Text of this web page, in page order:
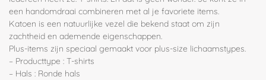
een handomdraai combineren met al je favoriete items.
Katoen is een natuurlijke vezel die bekend staat om zijn
zachtheid en ademende eigenschappen.
Plus-items zijn speciaal gemaakt voor plus-size lichaamstypes.
– Producttype : T-shirts
– Hals : Ronde hals